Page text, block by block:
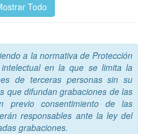
Todo
a la normativa de Protección
en la que se limita la
de terceras personas sin su
que difundan grabaciones de las
previo consentimiento de las
responsables ante la ley del
grabaciones.